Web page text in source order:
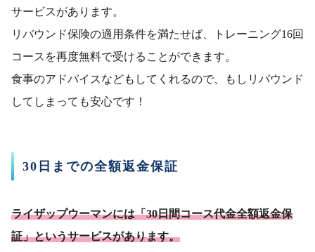
サービスがあります。
リバウンド保険の適用条件を満たせば、トレーニング16回
コースを再度無料で受けることができます。
食事のアドバイスなどもしてくれるので、もしリバウンド
してしまっても安心です！
30日までの全額返金保証
ライザップウーマンには「30日間コース代金全額返金保
証」というサービスがあります。